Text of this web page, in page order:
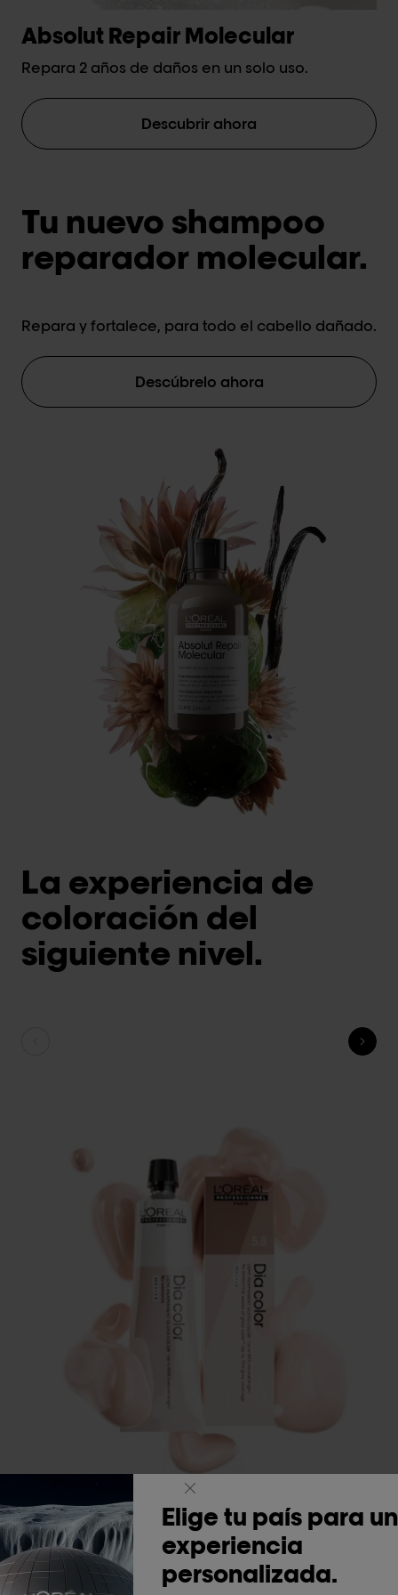
Absolut Repair Molecular
Repara 2 años de daños en un solo uso.
Descubrir ahora
Tu nuevo shampoo
reparador molecular.
Repara y fortalece, para todo el cabello dañado.
Descúbrelo ahora
La experiencia de
coloración del
siguiente nivel.
Color Dia.
Elige tu país para
experiencia
personalizada.
Elige tu país para
experiencia
personalizada.